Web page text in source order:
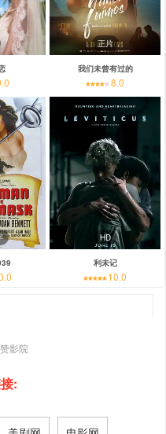
正片
我们未曾有过的
8.0
HD
利未记
10.0
影院
: